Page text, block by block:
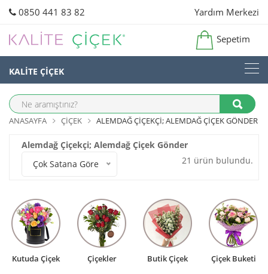
0850 441 83 82 Yardım Merkezi
Sepetim
KALİTE ÇİÇEK
ANASAYFA ÇIÇEK ALEMDAĞ ÇIÇEKÇI; ALEMDAĞ ÇIÇEK GÖNDER
Alemdağ Çiçekçi; Alemdağ Çiçek Gönder
Çok Satana Göre
21 ürün bulundu.
Kutuda Çiçek Çiçekler Butik Çiçek Çiçek Buketi